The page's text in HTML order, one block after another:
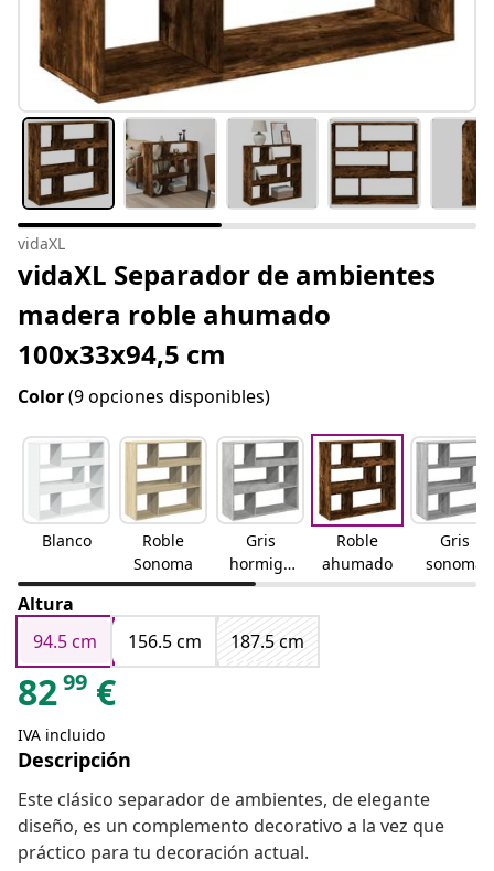
vidaXL
vidaXL Separador de ambientes
madera roble ahumado
100x33x94,5 cm
Color(9 opciones disponibles)
Blanco
Roble
Sonoma
Gris
hormigó
n
Roble
ahumado
Gris
sonoma
Altura
94.5 cm
156.5 cm 187.5 cm
8299 €
IVA incluido
Descripción
Este clásico separador de ambientes, de elegante
diseño, es un complemento decorativo a la vez que
práctico para tu decoración actual.